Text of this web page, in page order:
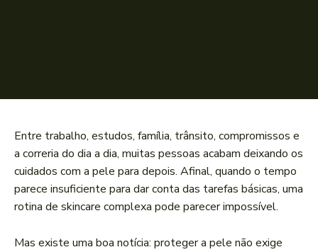
Entre trabalho, estudos, família, trânsito, compromissos e
a correria do dia a dia, muitas pessoas acabam deixando os
cuidados com a pele para depois. Afinal, quando o tempo
parece insuficiente para dar conta das tarefas básicas, uma
rotina de skincare complexa pode parecer impossível.
Mas existe uma boa notícia: proteger a pele não exige